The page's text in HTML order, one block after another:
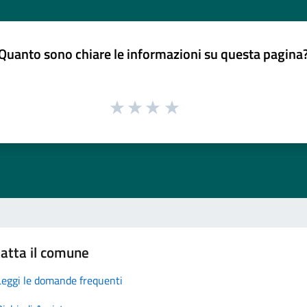
sono chiare le informazioni su questa
il comune
le domande frequenti